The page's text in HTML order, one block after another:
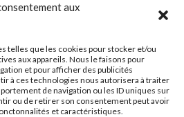
aux
telles que les cookies pour stocker et/ou
aux appareils. Nous le faisons pour
et pour afficher des publicités
à ces technologies nous autorisera à traiter
de navigation ou les ID uniques sur
ou de retirer son consentement peut avoir
et caractéristiques.
ARHM
de Vienne - BP 8252
LYON CEDEX
37 90 10 10